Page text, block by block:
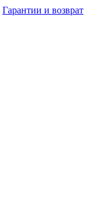
Гарантии и возврат